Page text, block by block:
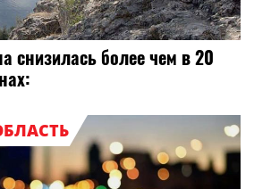
снизилась более чем в 20